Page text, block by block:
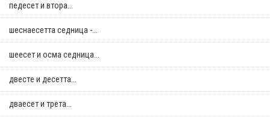
педесет и втора...
шеснаесетта седница -...
шеесет и осма седница...
двестe и десетта...
дваесет и трета...